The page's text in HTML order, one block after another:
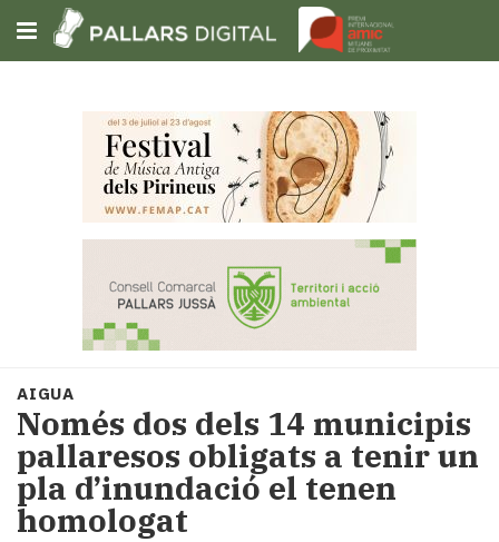
Subscriu-t'hi
Portada
Societat
Política
i
municipis
Economia
i
AIGUA
Només dos dels 14 municipis
pallaresos obligats a tenir un
pla d’inundació el tenen
homologat